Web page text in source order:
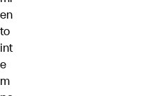
en
to
int
e
m